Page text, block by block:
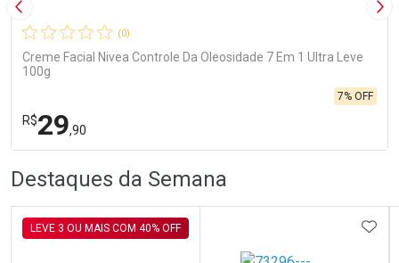
Imagem Anterior
(0)
Creme Facial Nivea Controle Da Oleosidade 7 Em 1 Ultra Leve
100g
R$29,90
7% OFF
Laboratório
Por Menos
Destaques da Semana
LEVE 3 OU MAIS COM 40% OFF